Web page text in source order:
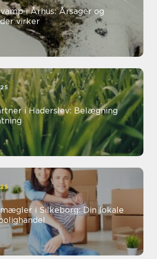
i Århus: Årsager og
virker
i Haderslev: Belægning
i Silkeborg: Din lokale